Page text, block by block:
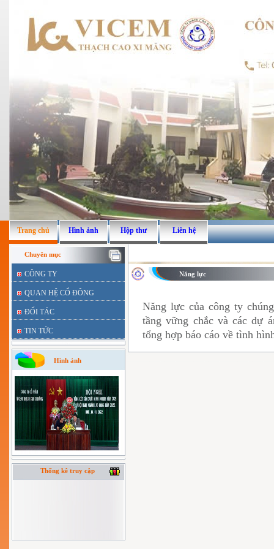
Trang chủ Hình ảnh Hộp thư Liên hệ
Chuyên mục
CÔNG TY
QUAN HỆ CỔ ĐÔNG
ĐỐI TÁC
TIN TỨC
Hình ảnh
Thống kê truy cập
Năng lực
Năng lực của công ty
tầng vững chắc và các dự
tổng hợp báo cáo về tình